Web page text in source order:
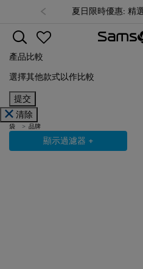
夏日限時優惠: 精
產品比較
選擇其他款式以作比較
提交
清除
袋 品牌
顯示過濾器 +